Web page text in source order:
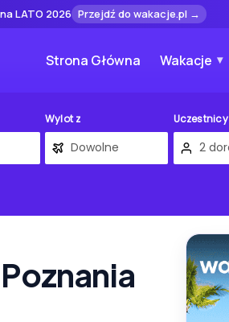
LATO 2026 Przejdź do wakacje.pl →
Strona Główna Wakacje
Wylot z Uczestnicy